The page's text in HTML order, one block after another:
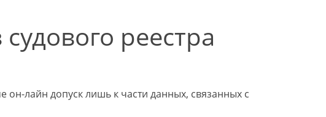
реестра
лайн допуск лишь к части данных, связанных с